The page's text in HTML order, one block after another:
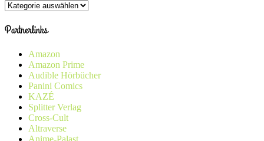
Kategorien
Partnerlinks
Amazon
Amazon Prime
Audible Hörbücher
Panini Comics
KAZÉ
Splitter Verlag
Cross-Cult
Altraverse
Anime-Palast